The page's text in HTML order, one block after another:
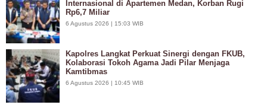
Internasional di Apartemen Medan, Korban Rugi
Rp6,7 Miliar
6 Agustus 2026 | 15:03 WIB
Kapolres Langkat Perkuat Sinergi dengan FKUB,
Kolaborasi Tokoh Agama Jadi Pilar Menjaga
Kamtibmas
6 Agustus 2026 | 10:45 WIB